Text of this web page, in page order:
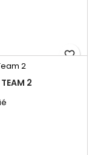
favorite_border
2